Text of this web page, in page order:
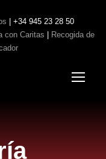
| +34 945 23 28 50
con Caritas
Recogida de